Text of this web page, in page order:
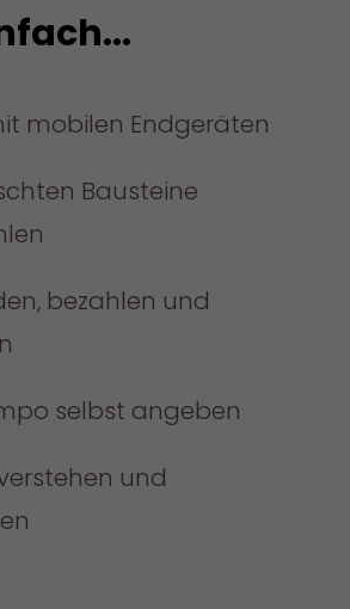
mobilen Endgeräten
Bausteine
bezahlen und
selbst angeben
und